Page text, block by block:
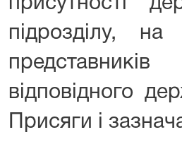
присутності
підрозділу,
відповідного
Присяги і